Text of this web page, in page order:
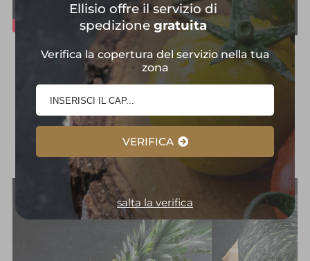
Frutta e Verdura in
Primo Piano:
Selezione
d'Eccellenza
Ellisio offre il servizio di
spedizione gratuita
Verifica la copertura del servizio nella tua
zona
VERIFICA
salta la verifica